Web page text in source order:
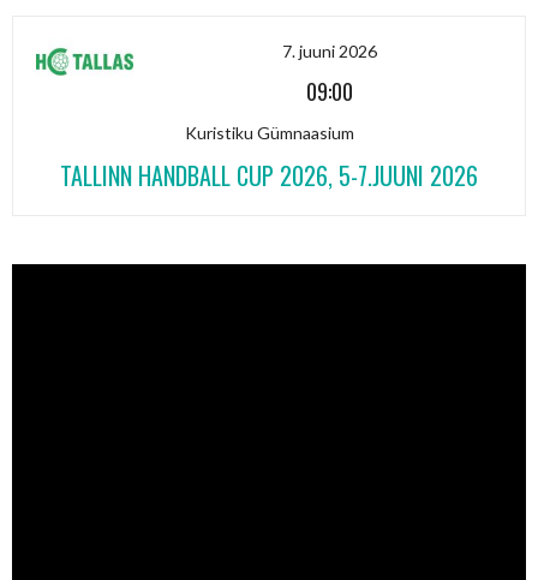
7. juuni 2026
09:00
Kuristiku Gümnaasium
TALLINN HANDBALL CUP 2026, 5-7.JUUNI 2026